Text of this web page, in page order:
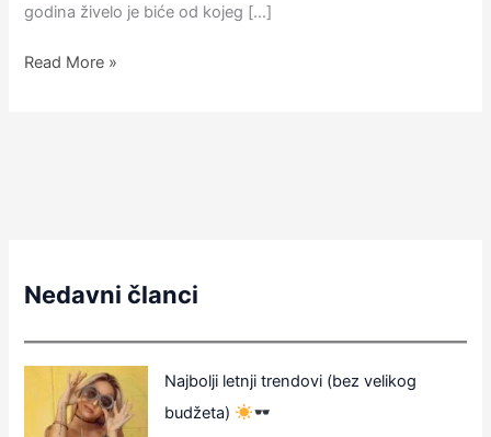
godina živelo je biće od kojeg […]
Read More »
Nedavni članci
Najbolji letnji trendovi (bez velikog
budžeta)